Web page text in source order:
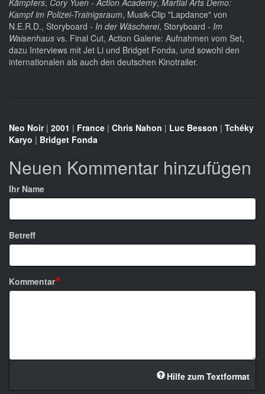
Kämpfers, Cory Yuen - Action Academy, Martial Arts Demo:
Kampf im Polizei-Trainigsraum, Musik-Clip "Lapdance" von
N.E.R.D., Storyboard - In der Wäscherei, Storyboard - Im
Waisenhaus vs. Final Cut, Action Galerie: Aufnahmen vom Set,
dazu Interviews mit Jet Li und Bridget Fonda, und sowohl den
internationalen als auch den deutschen Kinotrailer.
Neo Noir| 2001 | France | Chris Nahon | Luc Besson | Tchéky
Karyo | Bridget Fonda
Neuen Kommentar hinzufügen
Ihr Name
Betreff
Kommentar
Hilfe zum Textformat